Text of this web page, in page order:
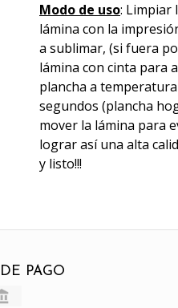
Modo de uso: Limpiar
lámina con la
a sublimar, (si fuera
lámina con cinta para
plancha a
segundos (plancha
mover la lámina para
lograr así una alta
y listo!!!
PAGO